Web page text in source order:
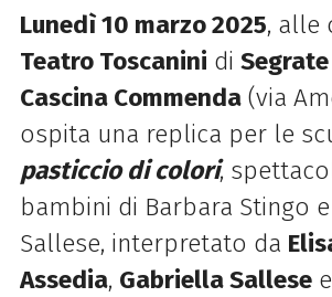
Lunedì 10 marzo 2025, alle
Teatro Toscanini di Segrate
Cascina Commenda(via
ospita una replica per le
pasticcio di colori,
bambini di Barbara Stingo
Sallese, interpretato da
Assedia, Gabriella Sallesee